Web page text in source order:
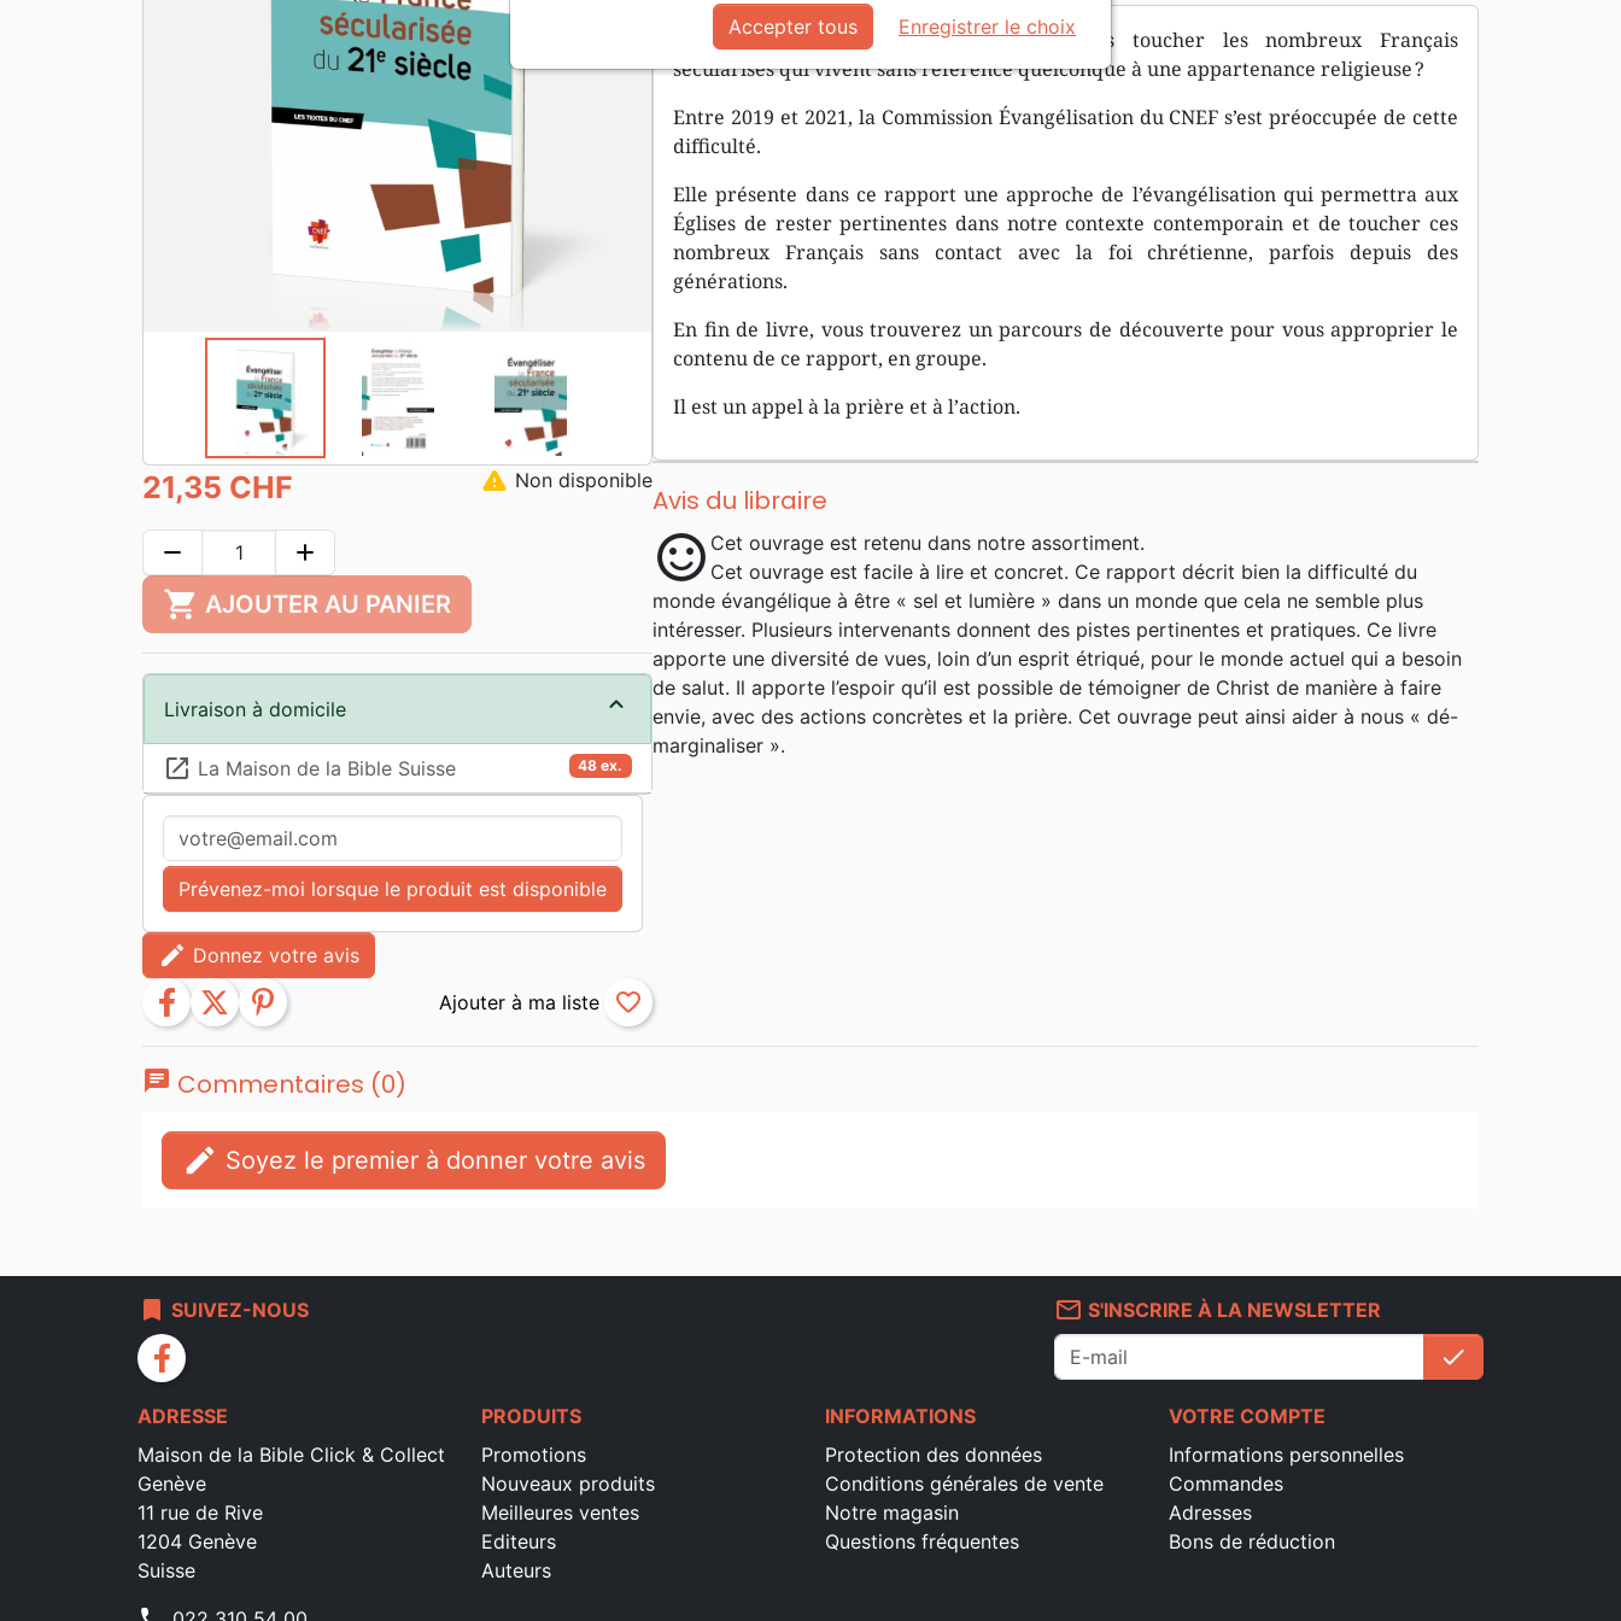
Comment nos Églises locales peuvent-elles toucher les nombreux Français
sécularisés qui vivent sans référence quelconque à une appartenance religieuse ?
Entre 2019 et 2021, la Commission Évangélisation du CNEF s’est préoccupée de cette
difficulté.
Elle présente dans ce rapport une approche de l’évangélisation qui permettra aux
Églises de rester pertinentes dans notre contexte contemporain et de toucher ces
nombreux Français sans contact avec la foi chrétienne, parfois depuis des
générations.
En fin de livre, vous trouverez un parcours de découverte pour vous approprier le
contenu de ce rapport, en groupe.
Il est un appel à la prière et à l’action.
Avis du libraire
sentiment_satisfied Cet ouvrage est retenu dans notre assortiment.
Cet ouvrage est facile à lire et concret. Ce rapport décrit bien la difficulté du
monde évangélique à être « sel et lumière » dans un monde que cela ne semble plus
intéresser. Plusieurs intervenants donnent des pistes pertinentes et pratiques. Ce livre
apporte une diversité de vues, loin d’un esprit étriqué, pour le monde actuel qui a besoin
de salut. Il apporte l’espoir qu’il est possible de témoigner de Christ de manière à faire
envie, avec des actions concrètes et la prière. Cet ouvrage peut ainsi aider à nous « dé-
marginaliser ».
21,35 CHF warning Non disponible
remove add
shopping_cart AJOUTER AU PANIER
Livraison à domicile
48 ex.
launch La Maison de la Bible Suisse
Prévenez-moi lorsque le produit est disponible
edit Donnez votre avis
facebook twitter pinterest favorite_border
chat Commentaires (0)
edit Soyez le premier à donner votre avis
bookmark SUIVEZ-NOUS
facebook
mail_outline S'INSCRIRE À LA NEWSLETTER
check
ADRESSE
Maison de la Bible Click & Collect
Genève
11 rue de Rive
1204 Genève
Suisse
PRODUITS
Promotions
Nouveaux produits
Meilleures ventes
Editeurs
Auteurs
INFORMATIONS
Protection des données
Conditions générales de vente
Notre magasin
Questions fréquentes
VOTRE COMPTE
Informations personnelles
Commandes
Adresses
Bons de réduction
Accepter tous Enregistrer le choix